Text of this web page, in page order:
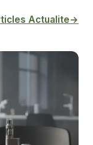
Actualite→